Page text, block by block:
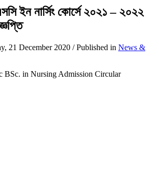
ইন নার্সিং কোর্সে ২০২১ – ২০২২
21 December 2020 /Published in News &
BSc. in Nursing Admission Circular